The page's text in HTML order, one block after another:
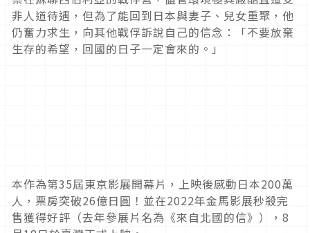
非人道待遇，但為了能回到日本與妻子、兒女重聚，他
仍奮力求生，向其他戰俘訴說自己的信念：「不要放棄
生存的希望，回國的日子一定會來的。」
本作為第35屆東京影展開幕片，上映後感動日本200萬
人，票房突破26億日圓！並在2022年金馬影展秒殺完
售獲得好評（去年參展片名為《來自北國的信》），8